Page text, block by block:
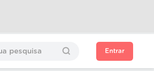
Entrar